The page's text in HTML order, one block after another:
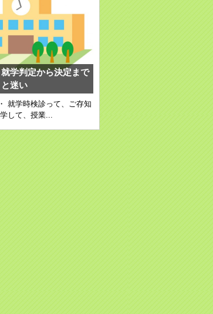
学判定から決定まで
迷い
就学時検診って、ご存知
して、授業...